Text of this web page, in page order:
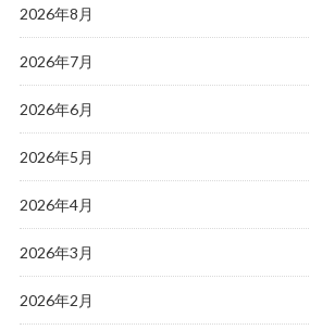
2026年8月
2026年7月
2026年6月
2026年5月
2026年4月
2026年3月
2026年2月